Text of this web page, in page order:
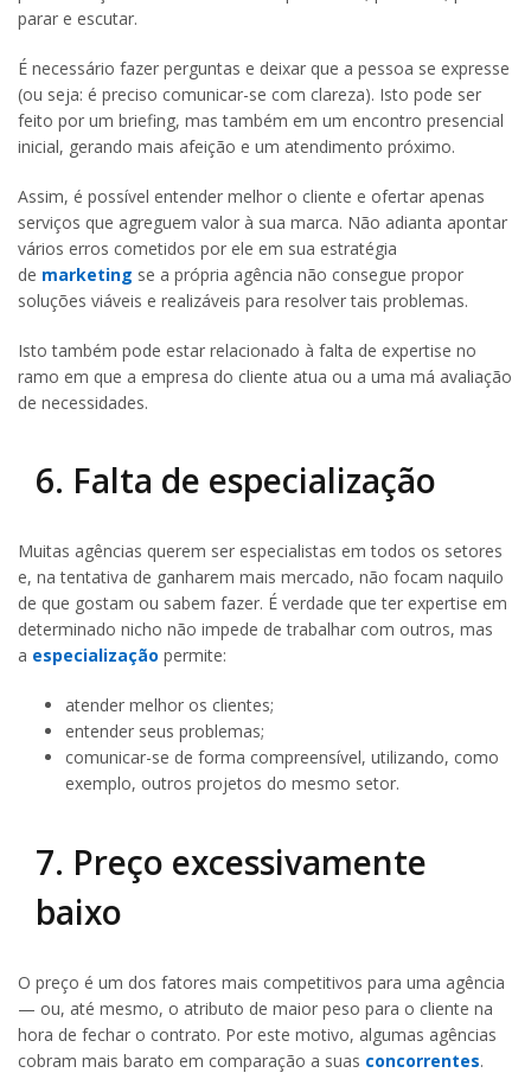
parar e escutar.
É necessário fazer perguntas e deixar que a pessoa se expresse
(ou seja: é preciso comunicar-se com clareza). Isto pode ser
feito por um briefing, mas também em um encontro presencial
inicial, gerando mais afeição e um atendimento próximo.
Assim, é possível entender melhor o cliente e ofertar apenas
serviços que agreguem valor à sua marca. Não adianta apontar
vários erros cometidos por ele em sua estratégia
de marketing se a própria agência não consegue propor
soluções viáveis e realizáveis para resolver tais problemas.
Isto também pode estar relacionado à falta de expertise no
ramo em que a empresa do cliente atua ou a uma má avaliação
de necessidades.
6. Falta de especialização
Muitas agências querem ser especialistas em todos os setores
e, na tentativa de ganharem mais mercado, não focam naquilo
de que gostam ou sabem fazer. É verdade que ter expertise em
determinado nicho não impede de trabalhar com outros, mas
a especialização permite:
atender melhor os clientes;
entender seus problemas;
comunicar-se de forma compreensível, utilizando, como
exemplo, outros projetos do mesmo setor.
7. Preço excessivamente
baixo
O preço é um dos fatores mais competitivos para uma agência
— ou, até mesmo, o atributo de maior peso para o cliente na
hora de fechar o contrato. Por este motivo, algumas agências
cobram mais barato em comparação a suas concorrentes.